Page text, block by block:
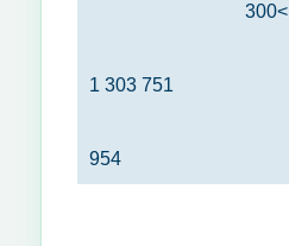
300<
1 303 751
954